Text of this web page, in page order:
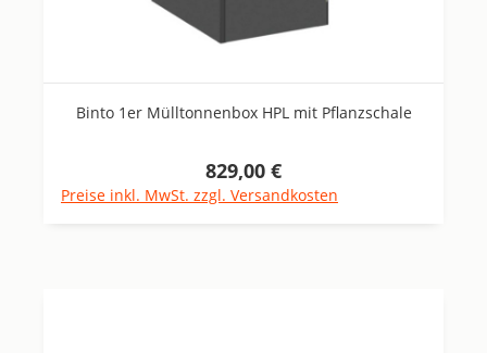
Binto 1er Mülltonnenbox HPL mit Pflanzschale
Regulärer Preis:
829,00 €
Preise inkl. MwSt. zzgl. Versandkosten